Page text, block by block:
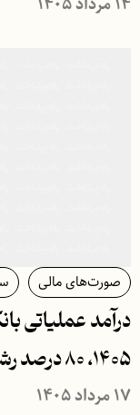
صورت‌های مالی
درآمد عملیاتی
۱۴۰۵، ۸۰ درصد رشد کرد
۱۷ مرداد ۱۴۰۵